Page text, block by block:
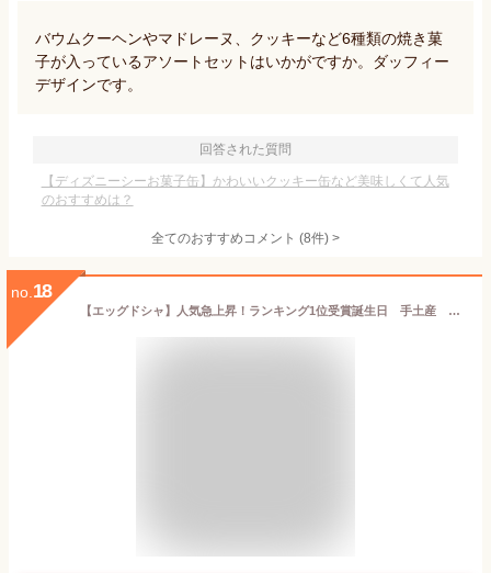
バウムクーヘンやマドレーヌ、クッキーなど6種類の焼き菓
子が入っているアソートセットはいかがですか。ダッフィー
デザインです。
回答された質問
【ディズニーシーお菓子缶】かわいいクッキー缶など美味しくて人気
のおすすめは？
全てのおすすめコメント (8件) >
no. 18
【エッグドシャ】人気急上昇！ランキング1位受賞誕生日 手土産 スイーツ ラングドシャ クッキー クッキー缶 焼き菓子 ギフト お菓子 猫缶 おしゃれ 無添加 卵 こども